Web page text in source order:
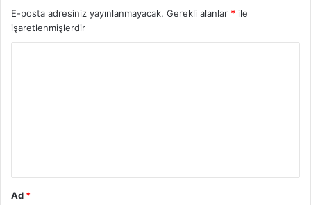
E-posta adresiniz yayınlanmayacak. Gerekli alanlar * ile
işaretlenmişlerdir
Ad *